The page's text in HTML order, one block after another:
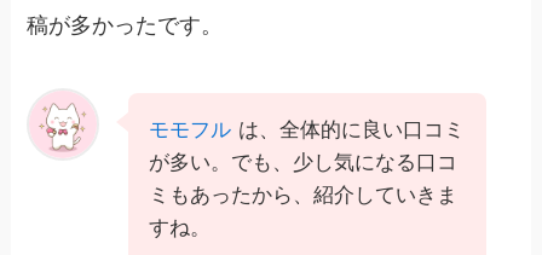
稿が多かったです。
モモフル は、全体的に良い口コミ
が多い。でも、少し気になる口コ
ミもあったから、紹介していきま
すね。